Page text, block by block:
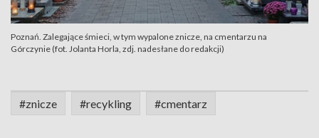
Poznań. Zalegające śmieci, w tym wypalone znicze, na cmentarzu na
Górczynie (fot. Jolanta Horla, zdj. nadesłane do redakcji)
#znicze #recykling #cmentarz